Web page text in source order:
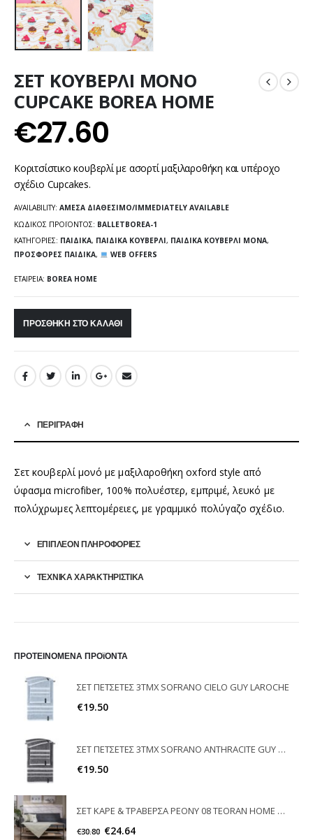
ΣΕΤ ΚΟΥΒΕΡΛΙ ΜΟΝΟ
CUPCAKE BOREA HOME
€27.60
Κοριτσίστικο κουβερλί με ασορτί μαξιλαροθήκη και υπέροχο
σχέδιο Cupcakes.
AVAILABILITY: ΆΜΕΣΑ ΔΙΑΘΈΣΙΜΟ/IMMEDIATELY AVAILABLE
ΚΩΔΙΚΌΣ ΠΡΟΪΌΝΤΟΣ: BALLETBOREA-1
ΚΑΤΗΓΟΡΊΕΣ: ΠΑΙΔΙΚΆ, ΠΑΙΔΙΚΆ ΚΟΥΒΕΡΛΊ, ΠΑΙΔΙΚΆ ΚΟΥΒΕΡΛΊ ΜΟΝΆ,
ΠΡΟΣΦΟΡΈΣ ΠΑΙΔΙΚΆ, WEB OFFERS
ΕΤΑΙΡΕΊΑ: BOREA HOME
ΠΡΟΣΘΉΚΗ ΣΤΟ ΚΑΛΆΘΙ
ΠΕΡΙΓΡΑΦΉ
Σετ κουβερλί μονό με μαξιλαροθήκη oxford style από
ύφασμα microfiber, 100% πολυέστερ, εμπριμέ, λευκό με
πολύχρωμες λεπτομέρειες, με γραμμικό πολύγαζο σχέδιο.
ΕΠΙΠΛΈΟΝ ΠΛΗΡΟΦΟΡΊΕΣ
ΤΕΧΝΙΚΑ ΧΑΡΑΚΤΗΡΙΣΤΙΚΑ
ΠΡΟΤΕΙΝΟΜΕΝΑ ΠΡΟϊΟΝΤΑ
ΣΕΤ ΠΕΤΣΕΤΕΣ 3ΤΜΧ SOFRANO CIELO GUY LAROCHE
€19.50
ΣΕΤ ΠΕΤΣΕΤΕΣ 3ΤΜΧ SOFRANO ANTHRACITE GUY LAROCHE
€19.50
ΣΕΤ ΚΑΡΕ & ΤΡΑΒΕΡΣΑ PEONY 08 TEORAN HOME & MORE
€30.80 €24.64